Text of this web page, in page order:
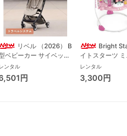
リベル （2026） B
ベビーカー サイベック
(cybex)
ンタル
円
Bright
イトスターツ
ス フォーエバ
レンド ジャン
パルー キッズ
レンタル
3,300円